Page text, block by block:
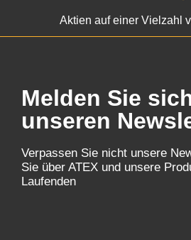
Aktien auf einer Vielzahl
Melden Sie
unseren
Verpassen Sie nicht unsere
Sie über ATEX und unsere
Laufenden